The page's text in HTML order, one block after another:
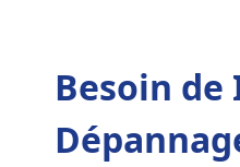
Besoin